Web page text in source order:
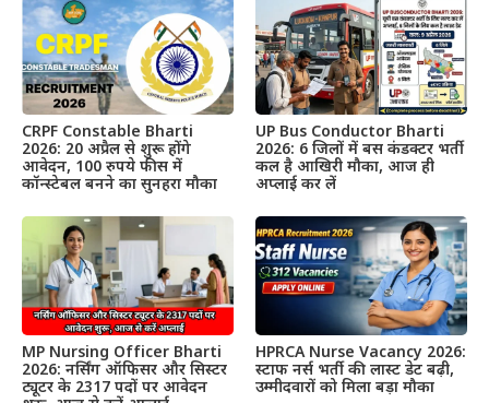
CRPF Constable Bharti
2026: 20 अप्रैल से शुरू होंगे
आवेदन, 100 रुपये फीस में
कॉन्स्टेबल बनने का सुनहरा मौका
UP Bus Conductor Bharti
2026: 6 जिलों में बस कंडक्टर भर्ती
कल है आखिरी मौका, आज ही
अप्लाई कर लें
MP Nursing Officer Bharti
2026: नर्सिंग ऑफिसर और सिस्टर
ट्यूटर के 2317 पदों पर आवेदन
HPRCA Nurse Vacancy 2026:
स्टाफ नर्स भर्ती की लास्ट डेट बढ़ी,
उम्मीदवारों को मिला बड़ा मौका